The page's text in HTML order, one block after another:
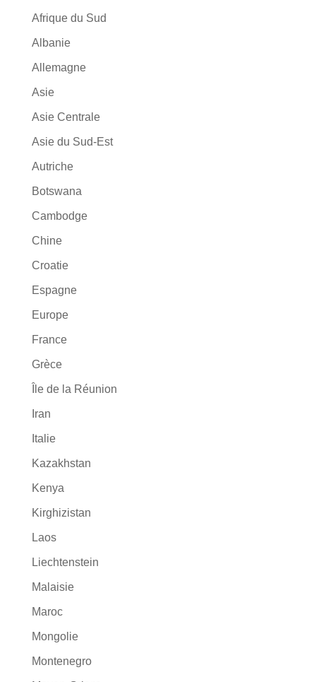
Afrique du Sud
Albanie
Allemagne
Asie
Asie Centrale
Asie du Sud-Est
Autriche
Botswana
Cambodge
Chine
Croatie
Espagne
Europe
France
Grèce
Île de la Réunion
Iran
Italie
Kazakhstan
Kenya
Kirghizistan
Laos
Liechtenstein
Malaisie
Maroc
Mongolie
Montenegro